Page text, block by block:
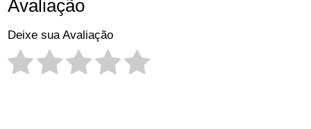
Avaliação
Deixe sua Avaliação